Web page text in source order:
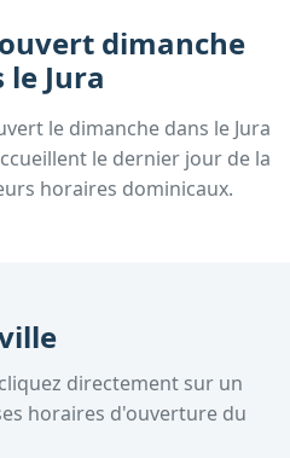
ouvert dimanche
le Jura
le dimanche dans le Jura
le dernier jour de la
horaires dominicaux.
directement sur un
horaires d'ouverture du